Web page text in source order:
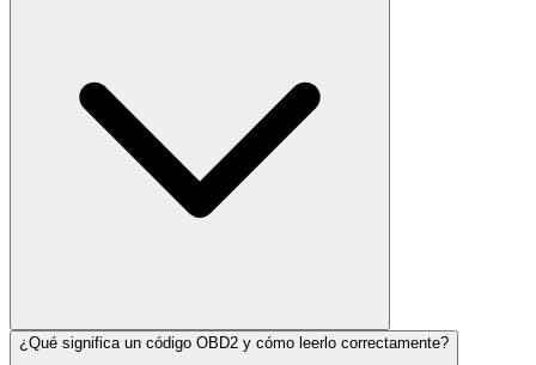
¿Qué significa un código OBD2 y cómo leerlo correctamente?